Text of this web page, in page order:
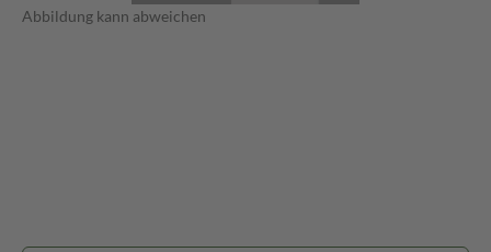
Abbildung kann abweichen